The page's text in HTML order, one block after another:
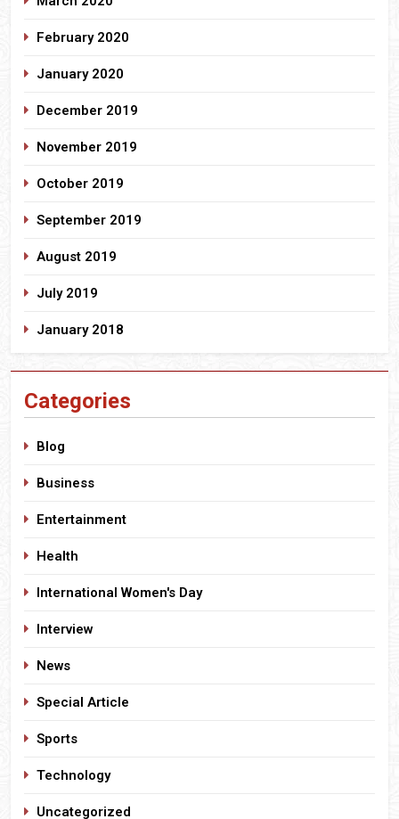
February 2020
January 2020
December 2019
November 2019
October 2019
September 2019
August 2019
July 2019
January 2018
Categories
Blog
Business
Entertainment
Health
International Women's Day
Interview
News
Special Article
Sports
Technology
Uncategorized